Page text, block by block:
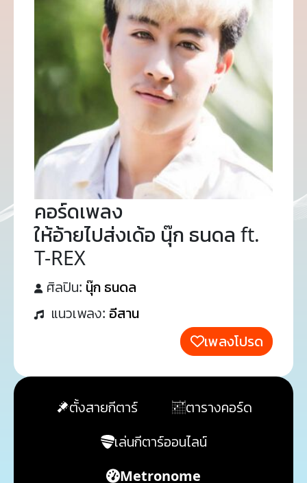
คอร์ดเพลง
ให้อ้ายไปส่งเด้อ นุ๊ก ธนดล ft.
T-REX
ศิลปิน: นุ๊ก ธนดล
แนวเพลง: อีสาน
เพลงโปรด
ตั้งสายกีตาร์
ตารางคอร์ด
เล่นกีตาร์ออนไลน์
Metronome